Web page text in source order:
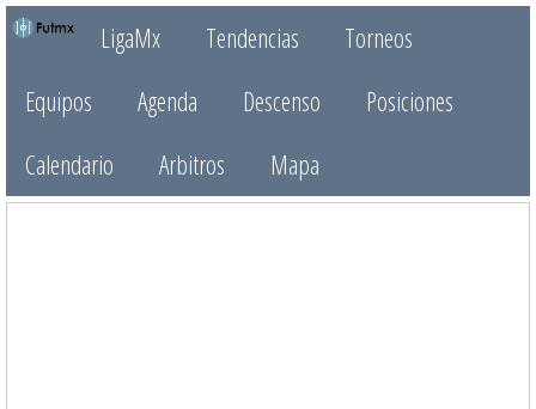
LigaMx Tendencias
Torneos
Equipos
Agenda Descenso
Posiciones
Calendario
Arbitros Mapa